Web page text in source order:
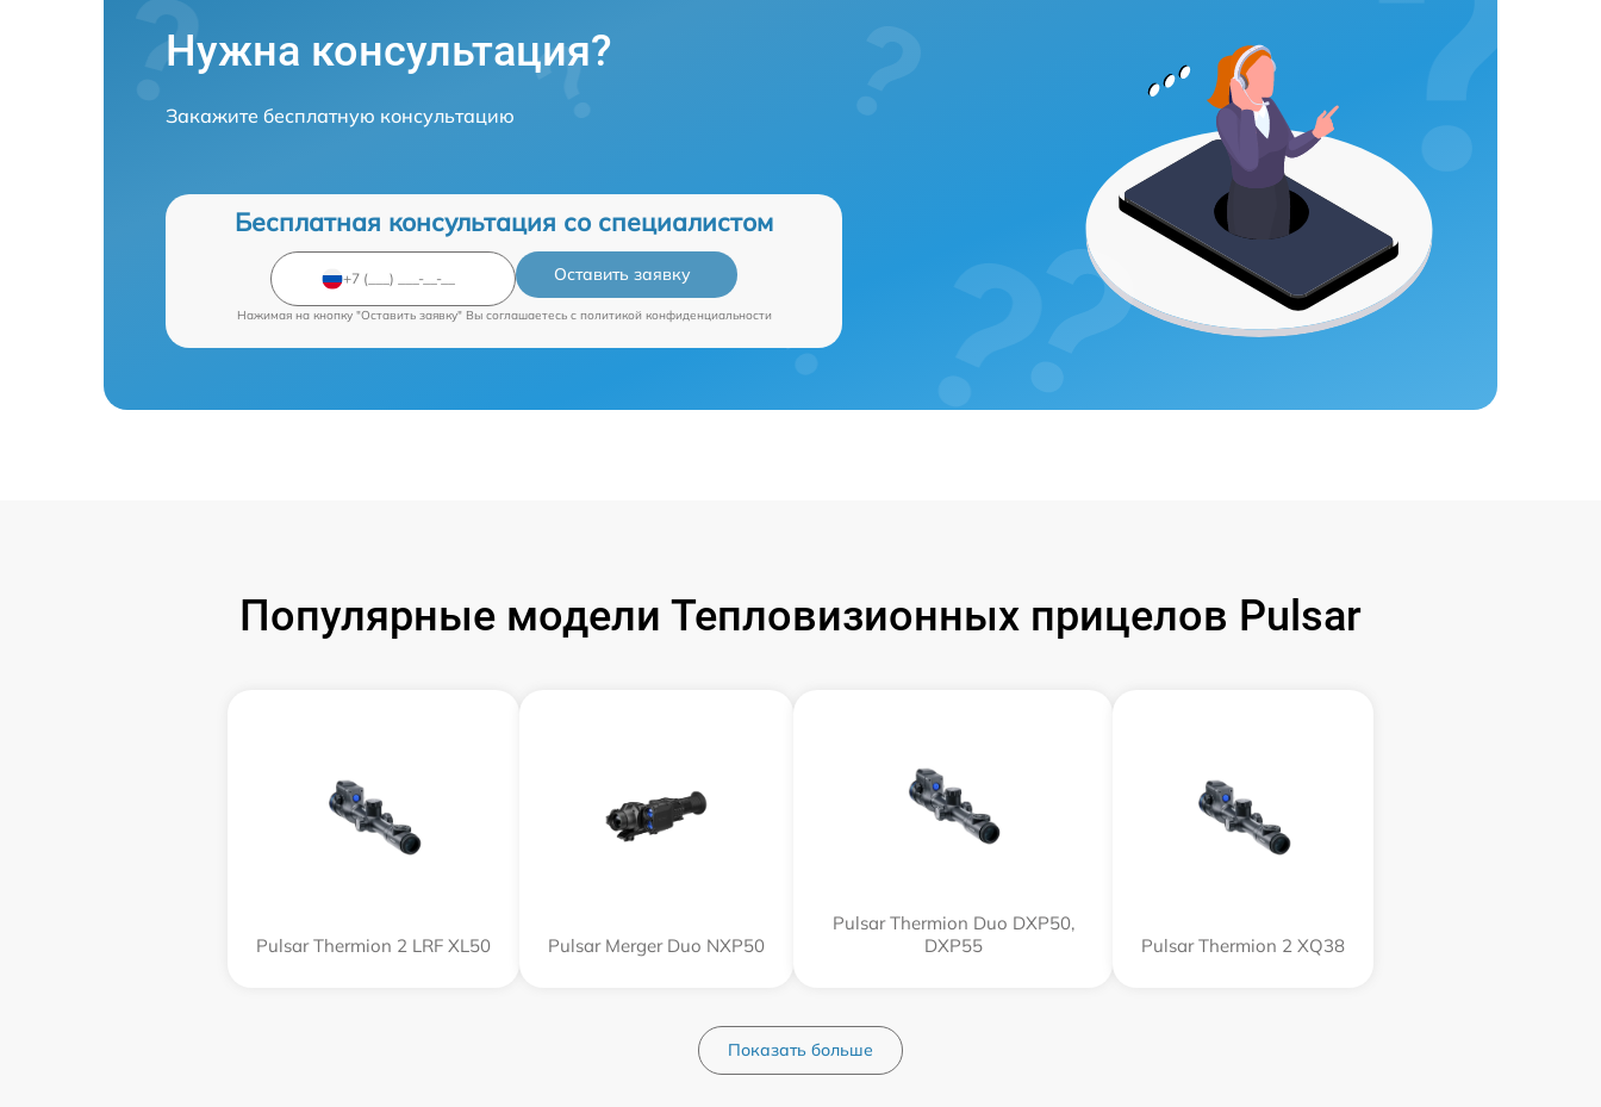
Нужна консультация?
Закажите бесплатную консультацию
Бесплатная консультация со специалистом
Оставить заявку
Нажимая на кнопку "Оставить заявку" Вы соглашаетесь c политикой конфиденциальности
Популярные модели Тепловизионных прицелов Pulsar
Pulsar Thermion 2 LRF XL50 Pulsar Merger Duo NXP50
Pulsar Thermion Duo DXP50,
DXP55
Pulsar Thermion 2 XQ38
Показать больше